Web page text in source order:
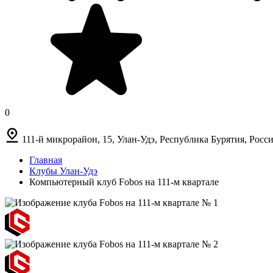
0
111-й микрорайон, 15, Улан-Удэ, Республика Бурятия,
Главная
Клубы Улан-Удэ
Компьютерный клуб Fobos на 111-м квартале